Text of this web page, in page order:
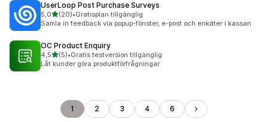
UserLoop Post Purchase Surveys
5,0av 5 stjärnor
(20)
20 recensioner totalt
•Gratisplan tillgänglig
Samla in feedback via popup-fönster, e-post och enkäter i kassan
OC Product Enquiry
4,5av 5 stjärnor
(5)
5 recensioner totalt
•Gratis testversion tillgänglig
Låt kunder göra produktförfrågningar
1 2 3 4 6